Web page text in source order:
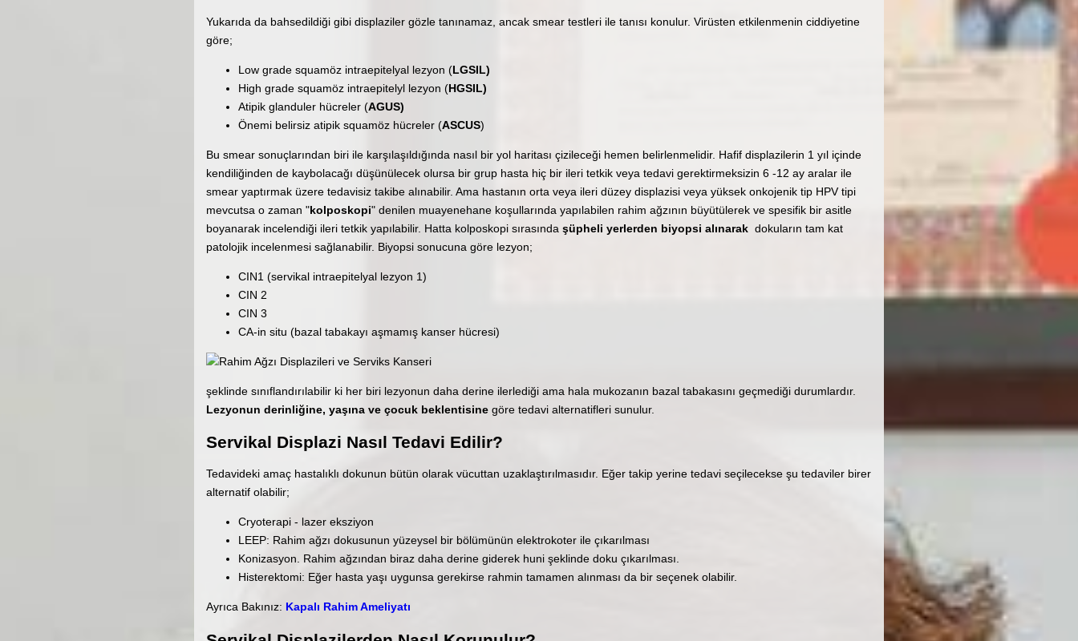
Yukarıda da bahsedildiği gibi displaziler gözle tanınamaz, ancak smear testleri ile tanısı konulur. Virüsten etkilenmenin ciddiyetine
göre;
Low grade squamöz intraepitelyal lezyon (LGSIL)
High grade squamöz intraepitelyl lezyon (HGSIL)
Atipik glanduler hücreler (AGUS)
Önemi belirsiz atipik squamöz hücreler (ASCUS)
Bu smear sonuçlarından biri ile karşılaşıldığında nasıl bir yol haritası çizileceği hemen belirlenmelidir. Hafif displazilerin 1 yıl içinde
kendiliğinden de kaybolacağı düşünülecek olursa bir grup hasta hiç bir ileri tetkik veya tedavi gerektirmeksizin 6 -12 ay aralar ile
smear yaptırmak üzere tedavisiz takibe alınabilir. Ama hastanın orta veya ileri düzey displazisi veya yüksek onkojenik tip HPV tipi
mevcutsa o zaman "kolposkopi" denilen muayenehane koşullarında yapılabilen rahim ağzının büyütülerek ve spesifik bir asitle
boyanarak incelendiği ileri tetkik yapılabilir. Hatta kolposkopi sırasında şüpheli yerlerden biyopsi alınarakdokuların tam kat
patolojik incelenmesi sağlanabilir. Biyopsi sonucuna göre lezyon;
CIN1 (servikal intraepitelyal lezyon 1)
CIN 2
CIN 3
CA-in situ (bazal tabakayı aşmamış kanser hücresi)
şeklinde sınıflandırılabilir ki her biri lezyonun daha derine ilerlediği ama hala mukozanın bazal tabakasını geçmediği durumlardır.
Lezyonun derinliğine, yaşına ve çocuk beklentisinegöre tedavi alternatifleri sunulur.
Servikal Displazi Nasıl Tedavi Edilir?
Tedavideki amaç hastalıklı dokunun bütün olarak vücuttan uzaklaştırılmasıdır. Eğer takip yerine tedavi seçilecekse şu tedaviler birer
alternatif olabilir;
Cryoterapi - lazer eksziyon
LEEP: Rahim ağzı dokusunun yüzeysel bir bölümünün elektrokoter ile çıkarılması
Konizasyon. Rahim ağzından biraz daha derine giderek huni şeklinde doku çıkarılması.
Histerektomi: Eğer hasta yaşı uygunsa gerekirse rahmin tamamen alınması da bir seçenek olabilir.
Ayrıca Bakınız: Kapalı Rahim Ameliyatı